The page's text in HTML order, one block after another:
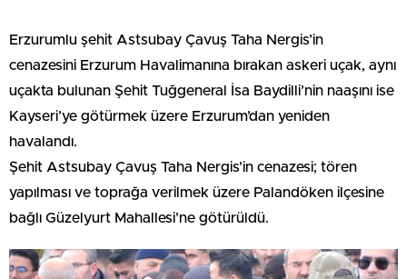
Erzurumlu şehit Astsubay Çavuş Taha Nergis’in
cenazesini Erzurum Havalimanına bırakan askeri uçak, aynı
uçakta bulunan Şehit Tuğgeneral İsa Baydilli’nin naaşını ise
Kayseri’ye götürmek üzere Erzurum’dan yeniden
havalandı.
Şehit Astsubay Çavuş Taha Nergis’in cenazesi; tören
yapılması ve toprağa verilmek üzere Palandöken ilçesine
bağlı Güzelyurt Mahallesi’ne götürüldü.